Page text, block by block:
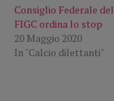
Consiglio Federale
FIGC ordina lo stop
20 Maggio 2020
In "Calcio dilettanti"